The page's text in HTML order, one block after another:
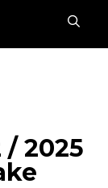
/ 2025